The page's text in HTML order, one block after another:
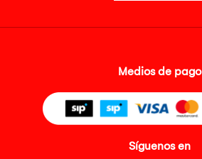
Medios de pago
Síguenos en